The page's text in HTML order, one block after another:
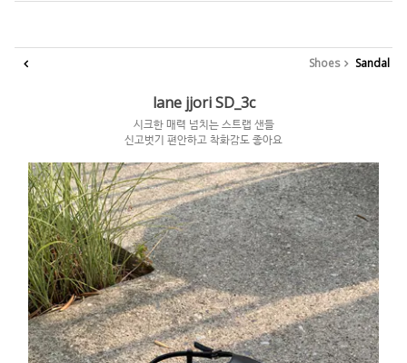
Shoes Sandal
lane jjori SD_3c
시크한 매력 넘치는 스트랩 샌들
신고벗기 편안하고 착화감도 좋아요